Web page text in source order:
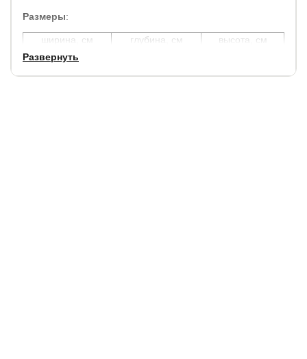
Размеры:
ширина, см глубина, см
высота, см
50
Развернуть